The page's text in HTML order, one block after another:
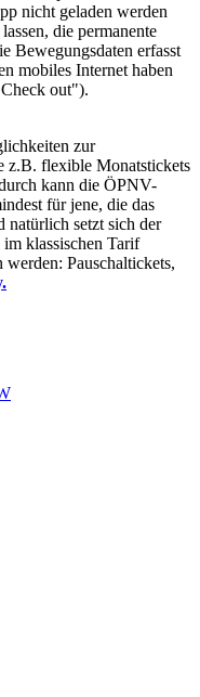
nicht geladen werden
die permanente
Bewegungsdaten erfasst
mobiles Internet haben
out").
zur
z.B. flexible Monatstickets
kann die ÖPNV-
für jene, die das
natürlich setzt sich der
klassischen Tarif
Pauschaltickets,